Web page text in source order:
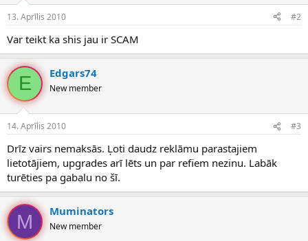
13. Aprīlis 2010 #2
Var teikt ka shis jau ir SCAM
E Edgars74
New member
14. Aprīlis 2010 #3
Drīz vairs nemaksās. Ļoti daudz reklāmu parastajiem
lietotājiem, upgrades arī lēts un par refiem nezinu. Labāk
turēties pa gabalu no šī.
M Muminators
New member